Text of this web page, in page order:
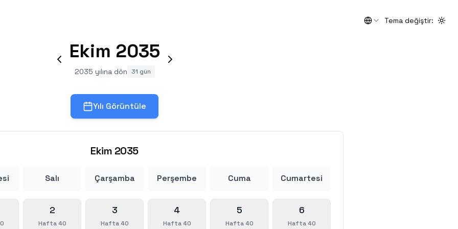
Tema değiştir:
Ekim 2035
2035 yılına dön 31 gün
Yılı Görüntüle
Ekim 2035
Salı Çarşamba Perşembe Cuma Cumartesi
2
Hafta 40
3
Hafta 40
4
Hafta 40
5
Hafta 40
6
Hafta 40